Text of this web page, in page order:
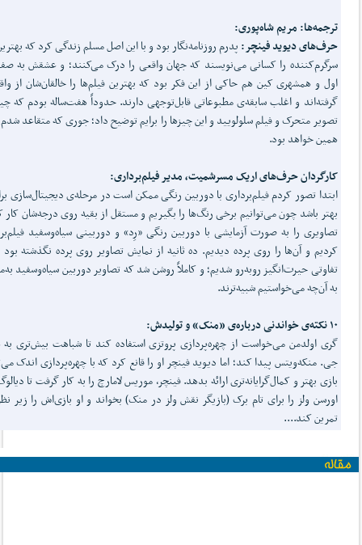
ترجمه‌ها: مریم شاه‌پوری:
حرف‌های دیوید فینچر: پدرم روزنامه‌نگار بود و با این اصل مسلم زندگی کرد که
سرگرم‌کننده را کسانی می‌نویسند که جهان واقعی را درک می‌کنند؛ و عشقش به
اول و همشهری کین هم حاکی از این فکر بود که بهترین فیلم‌ها را خالقان‌شان از
گرفته‌اند و اغلب سابقه‌ی مطبوعاتی قابل‌توجهی دارند. حدوداً هفت‌ساله بودم که
تصویر متحرک و فیلم سلولویید و این چیزها را برایم توضیح داد؛ جوری که متقاعد
همین خواهد بود.
کارگردان حرف‌های اریک مسرشمیت، مدیر فیلم‌برداری:
ابتدا تصور کردم فیلم‌برداری با دوربین رنگی ممکن است در مرحله‌ی دیجیتال‌سازی
بهتر باشد چون می‌توانیم برخی رنگ‌ها را بگیریم و مستقل از بقیه روی درجه‌شان کار
تصاویری را به صورت آزمایشی با دوربین رنگی «رِد» و دوربینی سیاه‌وسفید
کردیم و آن‌ها را روی پرده دیدیم. ده ثانیه از نمایش تصاویر روی پرده نگذشته بود
تفاوتی حیرت‌انگیز روبه‌رو شدیم؛ و کاملاً روشن شد که تصاویر دوربین سیاه‌وسفید
به آن‌چه می‌خواستیم شبیه‌ترند.
۱۰ نکته‌ی خواندنی درباره‌ی «منک» و تولیدش:
گری اولدمن می‌خواست از چهره‌پردازی پروتزی استفاده کند تا شباهت بیش‌تری به
جی. منکه‌ویتس پیدا کند؛ اما دیوید فینچر او را قانع کرد که با چهره‌پردازی اندک
بازی بهتر و کمال‌گرایانه‌تری ارائه بدهد. فینچر، موریس لامارچ را به کار گرفت تا
اورسن ولز را برای تام برک (بازیگر نقش ولز در منک) بخواند و او بازی‌اش را زیر
تمرین کند....